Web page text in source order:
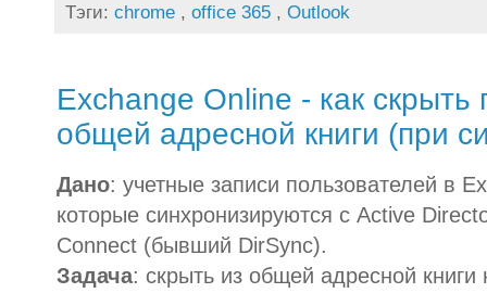
Тэги: chrome , office 365 , Outlook
Exchange Online - как скрыть
общей адресной книги (при
Дано: учетные записи пользователей в
которые синхронизируются с Active
Connect (бывший DirSync).
Задача: скрыть из общей адресной книги